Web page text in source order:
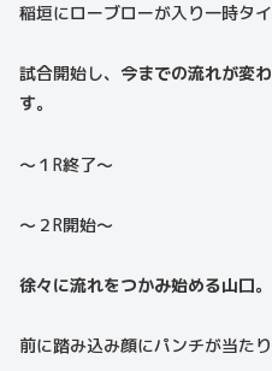
稲垣にローブローが入り一時タ
試合開始し、 今までの流れが変
す。
〜１R終了〜
〜２R開始〜
徐々に流れをつかみ始める山口。
前に踏み込み顔にパンチが当たり